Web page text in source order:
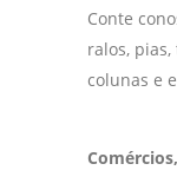
Conte
ralos,
colunas e